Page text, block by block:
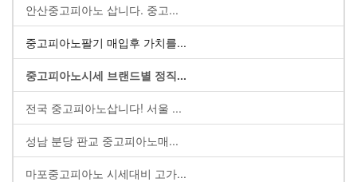
안산중고피아노 삽니다. 중고...
중고피아노팔기 매입후 가치를...
중고피아노시세 브랜드별 정직...
전국 중고피아노삽니다! 서울 ...
성남 분당 판교 중고피아노매...
마포중고피아노 시세대비 고가...